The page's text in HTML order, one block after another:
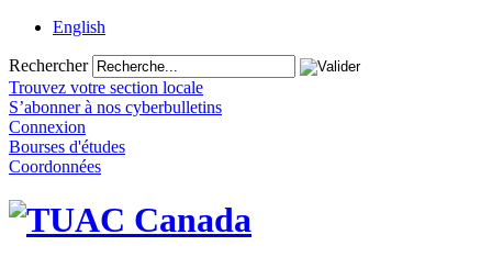
English
Rechercher
Trouvez votre section locale
S’abonner à nos cyberbulletins
Connexion
Bourses d'études
Coordonnées